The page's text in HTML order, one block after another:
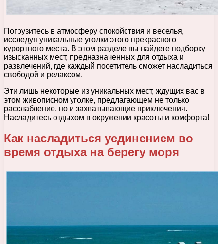
Погрузитесь в атмосферу спокойствия и веселья,
исследуя уникальные уголки этого прекрасного
курортного места. В этом разделе вы найдете подборку
изысканных мест, предназначенных для отдыха и
развлечений, где каждый посетитель сможет насладиться
свободой и релаксом.
Эти лишь некоторые из уникальных мест, ждущих вас в
этом живописном уголке, предлагающем не только
расслабление, но и захватывающие приключения.
Насладитесь отдыхом в окружении красоты и комфорта!
Как насладиться уединением во
время отдыха на берегу моря